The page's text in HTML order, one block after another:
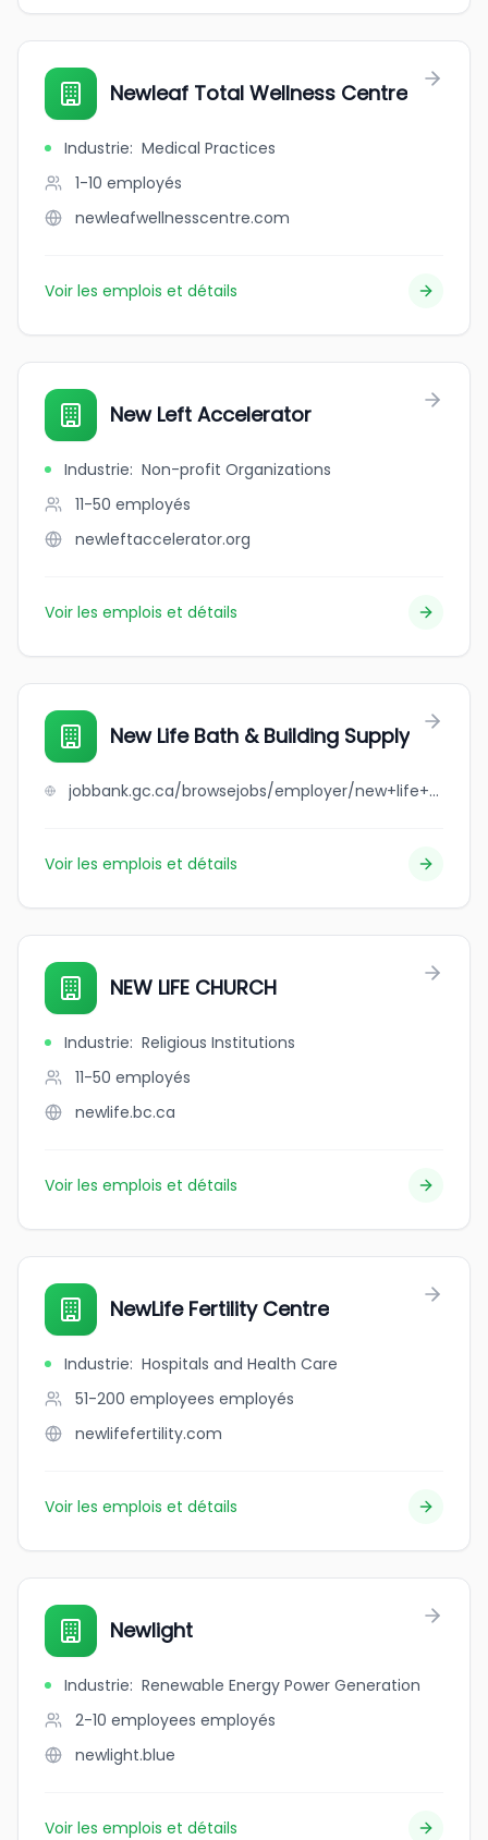
Newleaf Total Wellness Centre
Industrie: Medical Practices
1-10 employés
newleafwellnesscentre.com
Voir les emplois et détails
New Left Accelerator
Industrie: Non-profit Organizations
11-50 employés
newleftaccelerator.org
Voir les emplois et détails
New Life Bath & Building Supply
jobbank.gc.ca/browsejobs/employer/new+life+bath+%26+building+supply/ca
Voir les emplois et détails
NEW LIFE CHURCH
Industrie: Religious Institutions
11-50 employés
newlife.bc.ca
Voir les emplois et détails
NewLife Fertility Centre
Industrie: Hospitals and Health Care
51-200 employees employés
newlifefertility.com
Voir les emplois et détails
Newlight
Industrie: Renewable Energy Power Generation
2-10 employees employés
newlight.blue
Voir les emplois et détails